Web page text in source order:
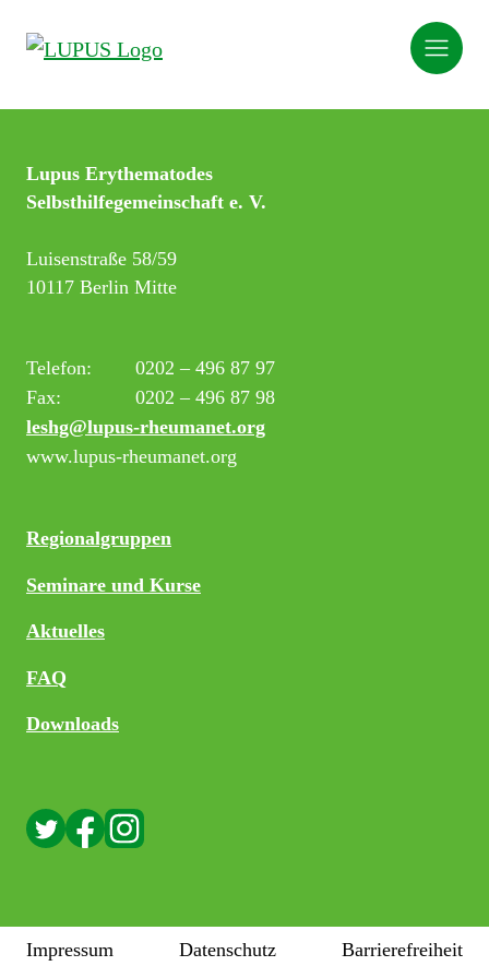
Lupus Erythematodes
Selbsthilfegemeinschaft e. V.
Luisenstraße 58/59
10117 Berlin Mitte
Telefon:
0202 – 496 87 97
Fax:
0202 – 496 87 98
leshg@lupus-rheumanet.org
www.lupus-rheumanet.org
Regionalgruppen
Seminare und Kurse
Aktuelles
FAQ
Downloads
Impressum Datenschutz
Barrierefreiheit